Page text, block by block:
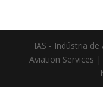
IAS - Indústria
Aviation Services |